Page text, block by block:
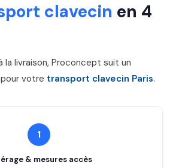
clavecin en 4
livraison, Proconcept suit un
votre transport clavecin Paris.
1
& mesures accès